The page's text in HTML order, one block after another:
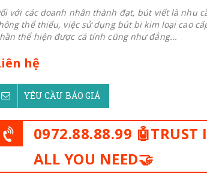
với các doanh nhân thành đạt, bút viết là nhu
thể thiếu, việc sử dụng bút bi kim loại cao
thể hiện được cá tính cũng như đẳng...
hệ
YÊU CẦU BÁO GIÁ
0972.88.88.99 🤖TRUST
ALL YOU NEED🤝